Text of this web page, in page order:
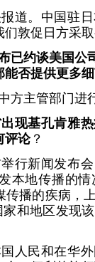
道。中国驻
敦促日方采
已约谈美国公
否提供更多
方主管部门进
现基孔肯雅
评论？
行新闻发布
本地传播的
传播的疾病，
和地区发现
人民和在华